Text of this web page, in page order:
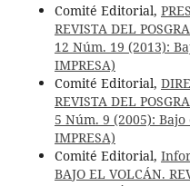
Comité Editorial,
REVISTA DEL
12 Núm. 19 (2013):
IMPRESA)
Comité Editorial,
REVISTA DEL
5 Núm. 9 (2005): Bajo
IMPRESA)
Comité Editorial,
BAJO EL VOLCÁN.